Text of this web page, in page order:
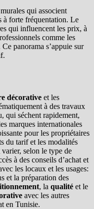
qui associent
à forte fréquentation. Le
qui influencent les prix, à
comme les
panorama s’appuie sur
décorative et les
à des travaux
qui séchent rapidement,
marques internationales
pour les propriétaires
du tarif et les modalités
selon le type de
à des conseils d’achat et
les locaux et les usages:
et la préparation des
, la qualité et le
avec les autres
en Tunisie.